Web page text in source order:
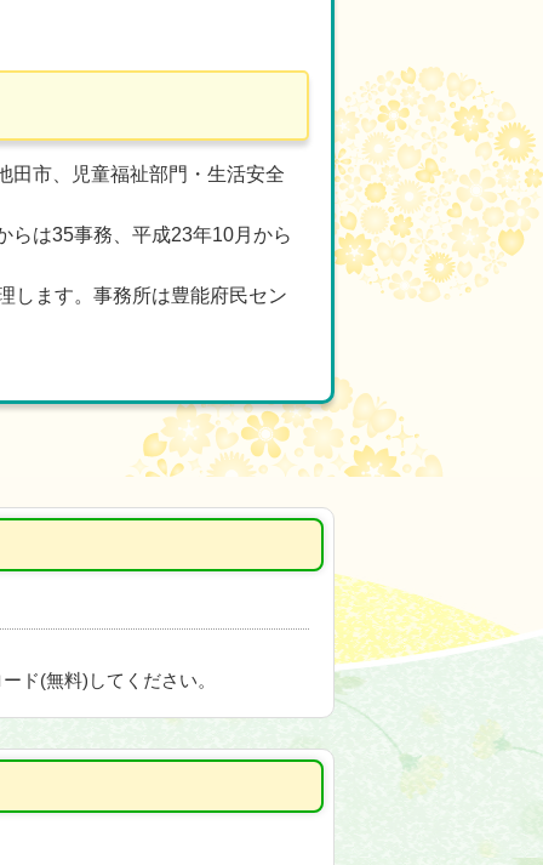
田市、児童福祉部門・生活安全
らは35事務、平成23年10月から
します。事務所は豊能府民セン
ド(無料)してください。